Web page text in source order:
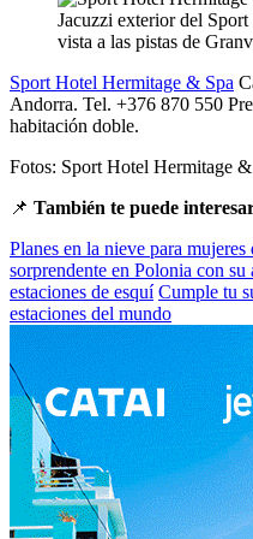
Jacuzzi exterior del
vista a las pistas de
Sport Hotel Hermitage & Spa
Andorra. Tel. +376 870 550
habitación doble.
Fotos: Sport Hotel Hermitage &
📌 También te puede
Planes en la nieve para mujeres
sorprendente en Polonia con
estaciones de esquí Cumple tu
estaciones del mundo